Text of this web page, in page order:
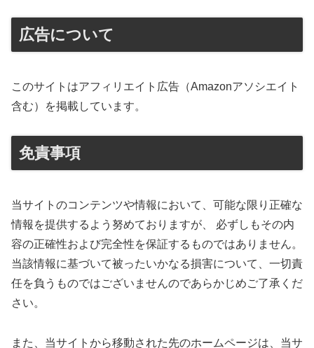
広告について
このサイトはアフィリエイト広告（Amazonアソシエイト
含む）を掲載しています。
免責事項
当サイトのコンテンツや情報において、可能な限り正確な
情報を提供するよう努めておりますが、 必ずしもその内
容の正確性および完全性を保証するものではありません。
当該情報に基づいて被ったいかなる損害について、一切責
任を負うものではございませんのであらかじめご了承くだ
さい。
また、当サイトから移動された先のホームページは、当サ